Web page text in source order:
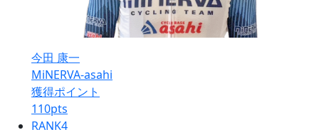
今田 康一
MiNERVA-asahi
獲得ポイント
110pts
RANK4